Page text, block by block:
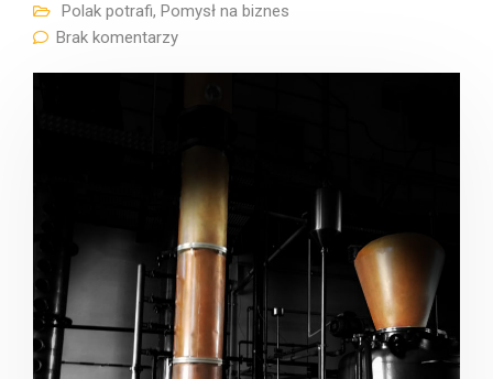
Polak potrafi, Pomysł na biznes
Brak komentarzy